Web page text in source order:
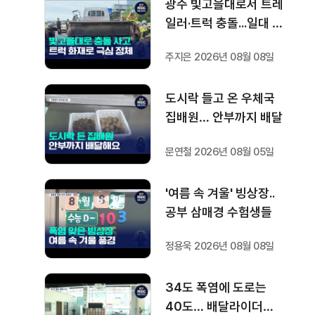
광주 빛고을대로서 트레
일러·트럭 충돌...일대 정
주지은 2026년 08월 08일
도시락 들고 온 우체국
집배원… 안부까지 배달
문연철 2026년 08월 05일
'여름 속 겨울' 빙상장..
공부 삼매경 수험생들
정용욱 2026년 08월 08일
34도 폭염에 도로는
40도… 배달라이더는